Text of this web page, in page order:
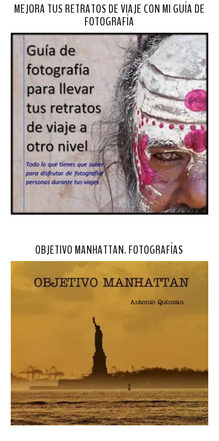
MEJORA TUS RETRATOS DE VIAJE CON MI GUÍA DE
FOTOGRAFÍA
OBJETIVO MANHATTAN. FOTOGRAFÍAS